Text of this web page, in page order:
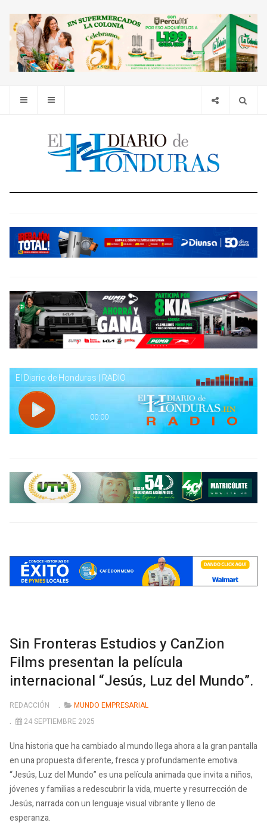
Sin Fronteras Estudios y CanZion
Films presentan la película
internacional “Jesús, Luz del Mundo”.
REDACCIÓN
MUNDO EMPRESARIAL
24 SEPTIEMBRE 2025
Una historia que ha cambiado al mundo llega ahora a la gran pantalla
en una propuesta diferente, fresca y profundamente emotiva.
“Jesús, Luz del Mundo” es una película animada que invita a niños,
jóvenes y familias a redescubrir la vida, muerte y resurrección de
Jesús, narrada con un lenguaje visual vibrante y lleno de
esperanza.